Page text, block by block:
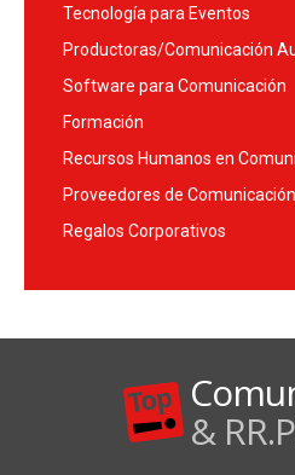
Tecnología para Eventos
Productoras/Comunicación
Software para Comunicación
Formación
Recursos Humanos en
Proveedores de
Regalos Corporativos
&